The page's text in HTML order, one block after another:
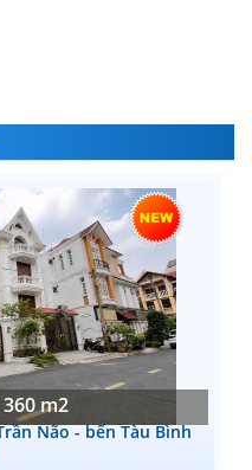
360 m2
Não - bến Tàu Bình